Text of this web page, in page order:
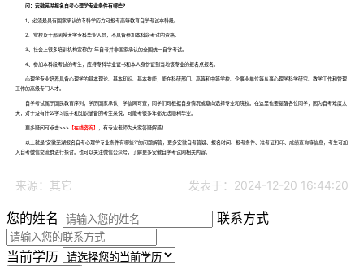
问：安徽芜湖报名自考心理学专业条件有哪些?
1、必须是具有国家承认的专科学历方可报考高等教育自学考试本科段。
2、党校及干部函授大学专科毕业人员，不具备参加本科段考试的资格。
3、社会上很多培训机构宣称的1年自考并非国家承认的全国统一自学考试。
4、参加本科段考试的考生，应持专科毕业证书和本人身份证到当地该专业的报名点报名。
心理学专业培养具备心理学的基本理论、基本知识、基本技能，能在科研部门、高等和中等学校、企事业单位等从事心理学科学研究、教学工作和管理
工作的高级专门人才。
自学考试属于国民教育序列，学历国家承认，学信网可查，同学们可根据自身情况或意向选择专业和院校。在这里也要提醒各位同学，因为自考难度太
大，对于没有什么学习底子和知识储备的考生来说，可能考很多年都无法顺利毕业。
更多疑问可点击>>>【在线咨询】 ，有专业老师为大家答疑解惑！
以上就是“安徽芜湖报名自考心理学专业条件有哪些?”的问题解答，更多安徽自考答疑、报名时间、报考条件、准考证打印、成绩查询等信息，考生可加
入自考微信交流群进行探讨。也可以关注微信公众号，了解更多安徽自学考试网相关内容。
来源：其它 发表于：2024-12-20 16:44:20
您的姓名 联系方式
当前学历